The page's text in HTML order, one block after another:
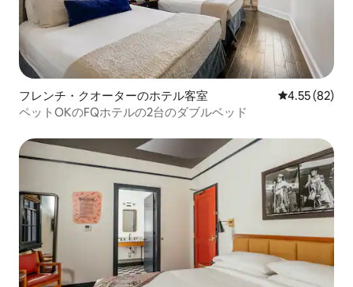
フレンチ・クオーターのホテル客室 レビュー82
4.55 (82)
ペットOKのFQホテルの2台のダブルベッド